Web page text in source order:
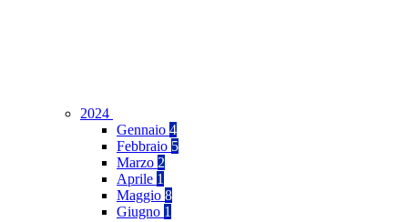
2024
Gennaio 4
Febbraio 5
Marzo 2
Aprile 1
Maggio 8
Giugno 1